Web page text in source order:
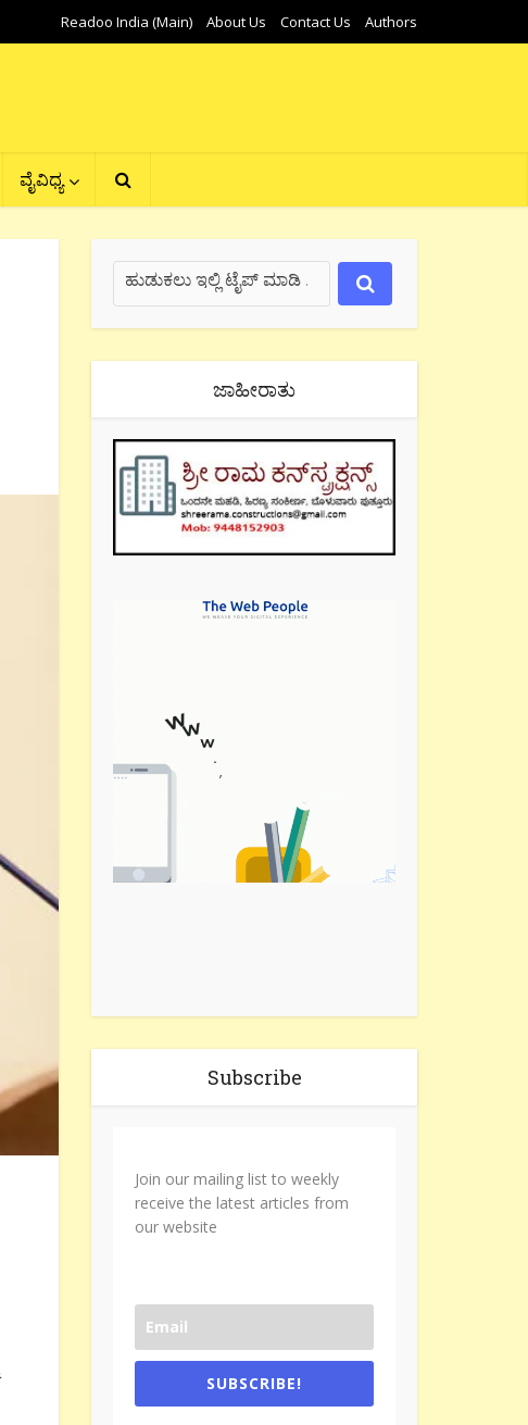
Readoo India (Main) About Us Contact Us Authors
ವೈವಿಧ್ಯ
ಜಾಹೀರಾತು
Subscribe
Join our mailing list to weekly
receive the latest articles from
our website
SUBSCRIBE!